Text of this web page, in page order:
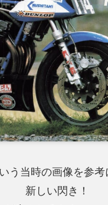
う当時の画像を参考
新しい閃き！